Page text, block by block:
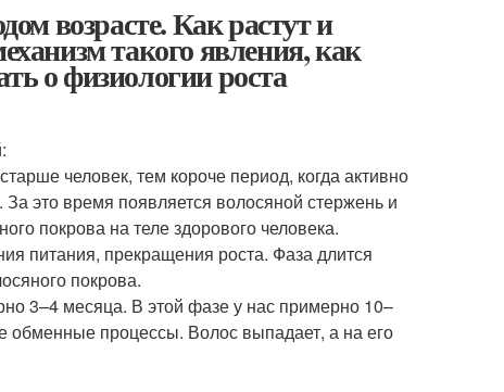
возрасте. Как растут и
такого явления, как
о физиологии роста
человек, тем короче период, когда активно
это время появляется волосяной стержень и
покрова на теле здорового человека.
питания, прекращения роста. Фаза длится
покрова.
3–4 месяца. В этой фазе у нас примерно 10–
обменные процессы. Волос выпадает, а на его